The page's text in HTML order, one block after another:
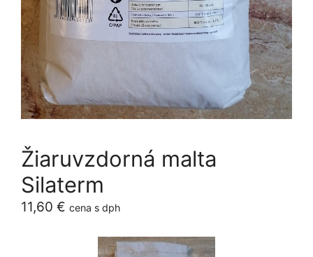
Žiaruvzdorná malta
Silaterm
11,60 € cena s dph